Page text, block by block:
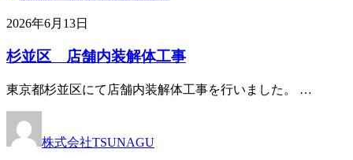
2026年6月13日
杉並区 店舗内装解体工事
東京都杉並区にて店舗内装解体工事を行いました。 …
株式会社TSUNAGU